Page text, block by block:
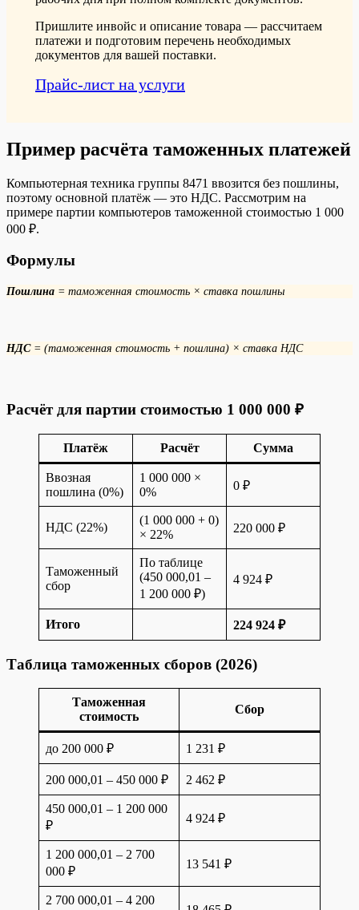
Пришлите инвойс и описание товара — рассчитаем
платежи и подготовим перечень необходимых
документов для вашей поставки.
Прайс-лист на услуги
Пример расчёта таможенных платежей
Компьютерная техника группы 8471 ввозится без пошлины,
поэтому основной платёж — это НДС. Рассмотрим на
примере партии компьютеров таможенной стоимостью 1 000
000 ₽.
Формулы
Пошлина = таможенная стоимость × ставка пошлины
НДС= (таможенная стоимость + пошлина) × ставка НДС
Расчёт для партии стоимостью 1 000 000 ₽
Платёж Расчёт Сумма
Ввозная
пошлина (0%)
1 000 000 ×
0%
0 ₽
НДС (22%)
(1 000 000 + 0)
× 22%
220 000 ₽
Таможенный
сбор
По таблице
(450 000,01 –
1 200 000 ₽)
4 924 ₽
Итого 224 924 ₽
Таблица таможенных сборов (2026)
Таможенная
стоимость
Сбор
до 200 000 ₽ 1 231 ₽
200 000,01 – 450 000 ₽ 2 462 ₽
450 000,01 – 1 200 000
₽
4 924 ₽
1 200 000,01 – 2 700
000 ₽
13 541 ₽
2 700 000,01 – 4 200